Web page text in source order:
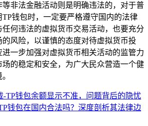
非法金融活动则是明确违法的，对于普
钱包时，一定要严格遵守国内的法律
何违法的虚拟货币交易活动，也要充分
风险，以谨慎的态度对待虚拟货币投
一步加强对虚拟货币相关活动的监管力
的稳定和安全，为广大民众营造一个健
-TP钱包余额显示不准，问题背后的隐忧
钱包在国内合法吗？深度剖析其法律边